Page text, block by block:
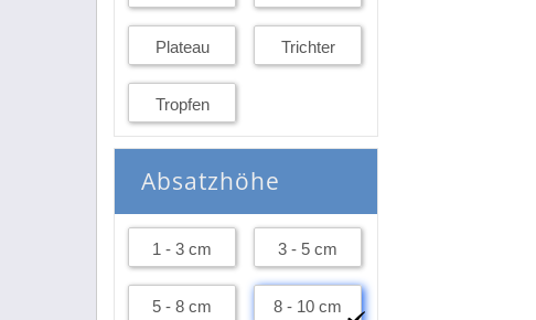
Plateau Trichter
Tropfen
Absatzhöhe
1 - 3 cm 3 - 5 cm
5 - 8 cm 8 - 10 cm